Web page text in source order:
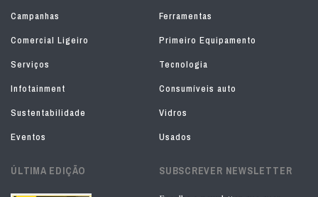
Campanhas
Ferramentas
Comercial Ligeiro
Primeiro Equipamento
Serviços
Tecnologia
Infotainment
Consumíveis auto
Sustentabilidade
Vidros
Eventos
Usados
ÚLTIMA EDIÇÃO SUBSCREVER NEWSLETTER